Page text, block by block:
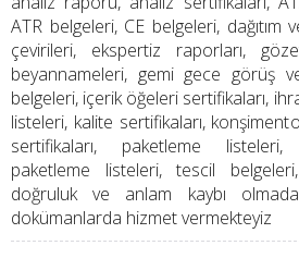
ATR belgeleri, CE belgeleri, dağıtım
çevirileri, ekspertiz raporları,
beyannameleri, gemi gece görüş
belgeleri, içerik öğeleri sertifikaları,
listeleri, kalite sertifikaları,
sertifikaları, paketleme
paketleme listeleri, tescil
doğruluk ve anlam kaybı
dokümanlarda hizmet vermekteyiz